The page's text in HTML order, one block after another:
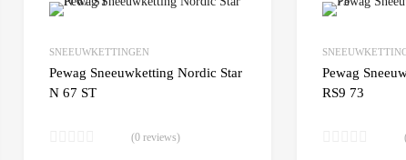
Add to Wishlist Add to Wishlist
SNEEUWKETTINGEN
Pewag Sneeuwketting Nordic Star
N 67 ST
(0 reviews)
Pewag
RS9 73